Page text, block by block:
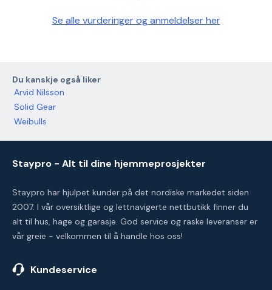
Se alle vurderinger og anmeldelser her
Du kanskje også liker
Arvid Nilsson
Solid Gear
Weibulls
Staypro - Alt til dine hjemmeprosjekter
Staypro har hjulpet kunder på det nordiske markedet siden
2007. I vår oversiktlige og lettnavigerte nettbutikk finner du
alt til hus, hage og garasje. God service og raske leveranser er
vår greie - velkommen til å handle hos oss!
Kundeservice